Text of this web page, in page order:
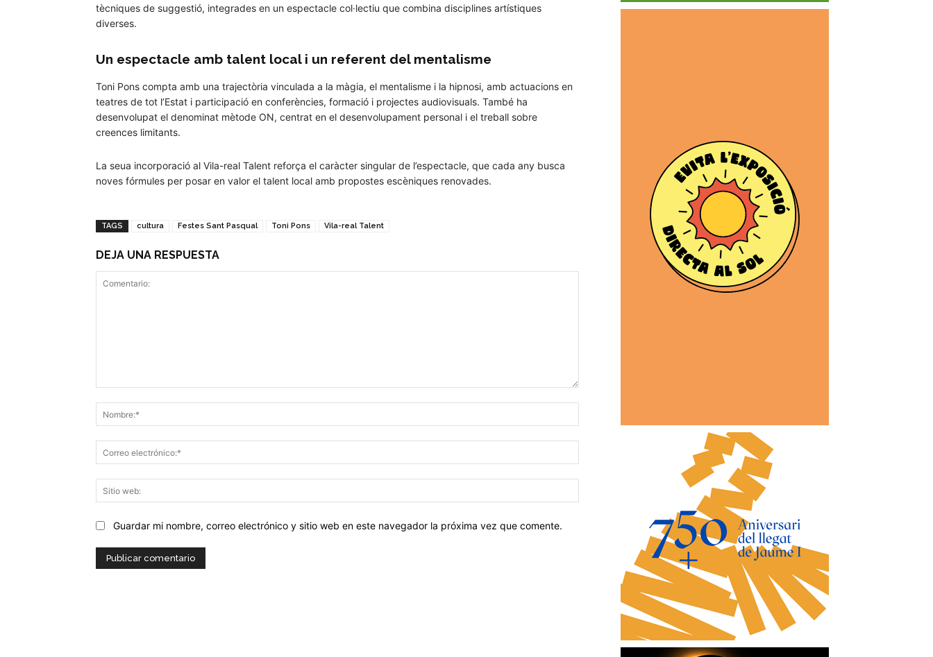
tècniques de suggestió, integrades en un espectacle col·lectiu que combina disciplines artístiques
diverses.
Un espectacle amb talent local i un referent del mentalisme
Toni Pons compta amb una trajectòria vinculada a la màgia, el mentalisme i la hipnosi, amb actuacions en
teatres de tot l’Estat i participació en conferències, formació i projectes audiovisuals. També ha
desenvolupat el denominat mètode ON, centrat en el desenvolupament personal i el treball sobre
creences limitants.
La seua incorporació al Vila-real Talent reforça el caràcter singular de l’espectacle, que cada any busca
noves fórmules per posar en valor el talent local amb propostes escèniques renovades.
TAGS cultura Festes Sant Pasqual Toni Pons Vila-real Talent
DEJA UNA RESPUESTA
electrónico:*
web:
Guardar mi nombre, correo electrónico y sitio web en este navegador la próxima vez que comente.